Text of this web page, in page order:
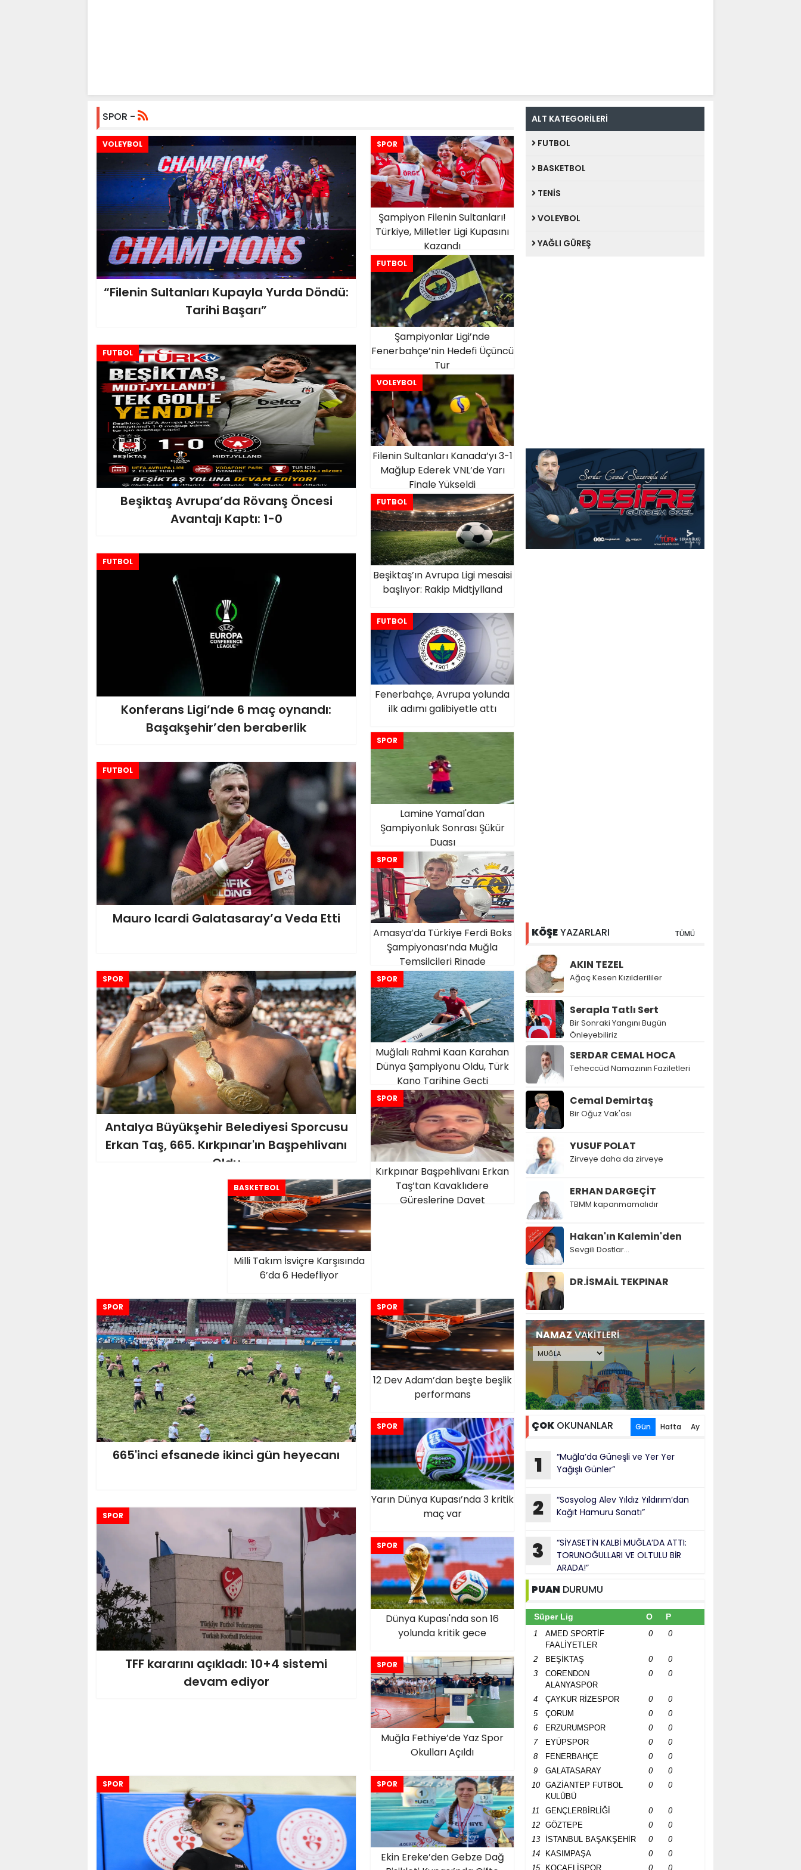
SPOR -
VOLEYBOL
“Filenin Sultanları Kupayla Yurda Döndü:
Tarihi Başarı”
SPOR
Şampiyon Filenin Sultanları!
Türkiye, Milletler Ligi Kupasını
Kazandı
FUTBOL
Şampiyonlar Ligi’nde
Fenerbahçe’nin Hedefi Üçüncü
Tur
FUTBOL
Beşiktaş Avrupa’da Rövanş Öncesi
Avantajı Kaptı: 1-0
VOLEYBOL
Filenin Sultanları Kanada’yı 3-1
Mağlup Ederek VNL’de Yarı
Finale Yükseldi
FUTBOL
Beşiktaş’ın Avrupa Ligi mesaisi
başlıyor: Rakip Midtjylland
FUTBOL
Konferans Ligi’nde 6 maç oynandı:
Başakşehir’den beraberlik
FUTBOL
Fenerbahçe, Avrupa yolunda
ilk adımı galibiyetle attı
SPOR
Lamine Yamal'dan
Şampiyonluk Sonrası Şükür
Duası
FUTBOL
Mauro Icardi Galatasaray’a Veda Etti
SPOR
Amasya’da Türkiye Ferdi Boks
Şampiyonası’nda Muğla
Temsilcileri Ringde
SPOR
Muğlalı Rahmi Kaan Karahan
Dünya Şampiyonu Oldu, Türk
Kano Tarihine Geçti
SPOR
Antalya Büyükşehir Belediyesi Sporcusu
Erkan Taş, 665. Kırkpınar'ın Başpehlivanı
Oldu
SPOR
Kırkpınar Başpehlivanı Erkan
Taş’tan Kavaklıdere
Güreşlerine Davet
BASKETBOL
Milli Takım İsviçre Karşısında
6’da 6 Hedefliyor
SPOR
665'inci efsanede ikinci gün heyecanı
SPOR
12 Dev Adam’dan beşte beşlik
performans
SPOR
Yarın Dünya Kupası’nda 3 kritik
maç var
SPOR
TFF kararını açıkladı: 10+4 sistemi
devam ediyor
SPOR
Dünya Kupası'nda son 16
yolunda kritik gece
SPOR
Muğla Fethiye’de Yaz Spor
Okulları Açıldı
SPOR SPOR
Ekin Ereke’den Gebze Dağ
ALT KATEGORİLERİ
FUTBOL
BASKETBOL
TENİS
VOLEYBOL
YAĞLI GÜREŞ
KÖŞEYAZARLARI TÜMÜ
AKIN TEZEL
Ağaç Kesen Kızılderililer
Serapla Tatlı Sert
Bir Sonraki Yangını Bugün
Önleyebiliriz
SERDAR CEMAL HOCA
Teheccüd Namazının Faziletleri
Cemal Demirtaş
Bir Oğuz Vak'ası
YUSUF POLAT
Zirveye daha da zirveye
ERHAN DARGEÇİT
TBMM kapanmamalıdır
Hakan'ın Kalemin'den
Sevgili Dostlar...
DR.İSMAİL TEKPINAR
NAMAZVAKİTLERİ
ÇOK OKUNANLAR Gün Hafta Ay
1
“Muğla’da Güneşli ve Yer Yer
Yağışlı Günler”
2
“Sosyolog Alev Yıldız Yıldırım’dan
Kağıt Hamuru Sanatı”
3
“SİYASETİN KALBİ MUĞLA’DA ATTI:
TORUNOĞULLARI VE OLTULU BİR
ARADA!”
PUAN DURUMU
Süper Lig O P
1
AMED SPORTİF
FAALİYETLER
0 0
2 BEŞİKTAŞ 0
0
3
CORENDON
ALANYASPOR
0 0
4 ÇAYKUR RİZESPOR 0
0
5
ÇORUM 0
0
6
ERZURUMSPOR 0
0
7
EYÜPSPOR 0
0
8
FENERBAHÇE 0
0
9
GALATASARAY 0
0
10
GAZİANTEP FUTBOL
KULÜBÜ
0 0
11 GENÇLERBİRLİĞİ 0
0
12
GÖZTEPE 0
0
13
İSTANBUL BAŞAKŞEHİR 0
0
14
KASIMPAŞA 0
0
15
KOCAELİSPOR 0 0